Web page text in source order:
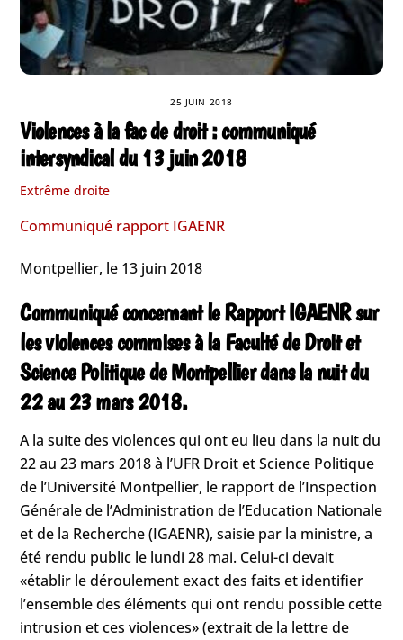
25 JUIN 2018
Violences à la fac de droit : communiqué
intersyndical du 13 juin 2018
Extrême droite
Communiqué rapport IGAENR
Montpellier, le 13 juin 2018
Communiqué concernant le Rapport IGAENR sur
les violences commises à la Faculté de Droit et
Science Politique de Montpellier dans la nuit du
22 au 23 mars 2018.
A la suite des violences qui ont eu lieu dans la nuit du
22 au 23 mars 2018 à l’UFR Droit et Science Politique
de l’Université Montpellier, le rapport de l’Inspection
Générale de l’Administration de l’Education Nationale
et de la Recherche (IGAENR), saisie par la ministre, a
été rendu public le lundi 28 mai. Celui-ci devait
«établir le déroulement exact des faits et identifier
l’ensemble des éléments qui ont rendu possible cette
intrusion et ces violences» (extrait de la lettre de